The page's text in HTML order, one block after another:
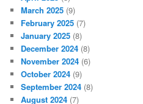
March 2025 (9)
February 2025 (7)
January 2025 (8)
December 2024 (8)
November 2024 (6)
October 2024 (9)
September 2024 (8)
August 2024 (7)